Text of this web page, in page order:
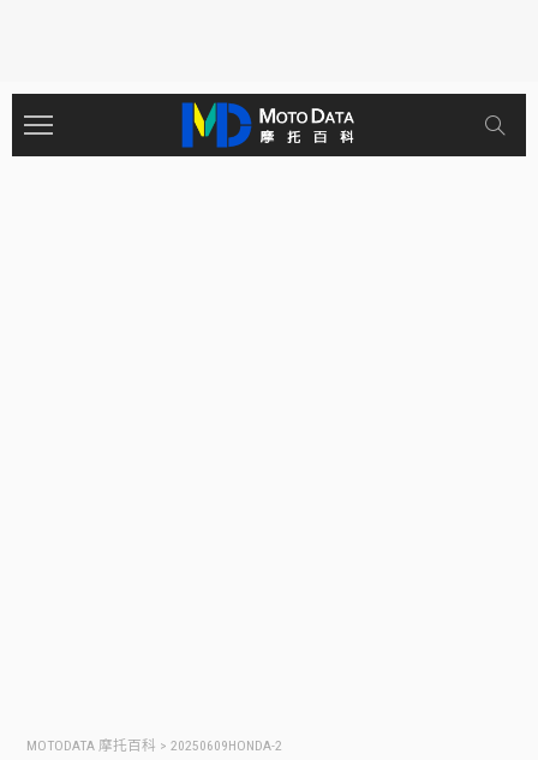
MOTODATA 摩托百科 > 20250609HONDA-2